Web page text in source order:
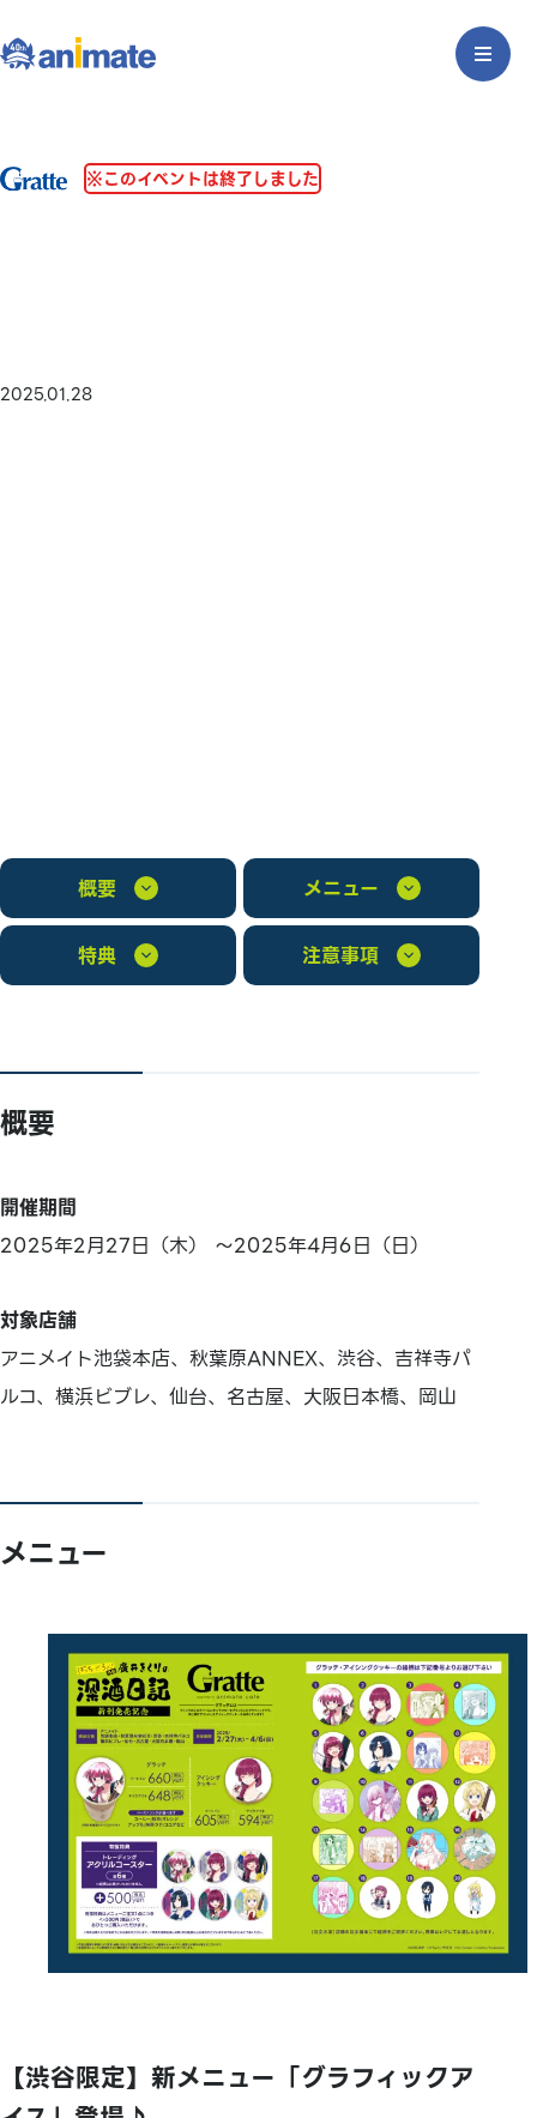
※このイベントは終了しました
2025.01.28
概要 メニュー
特典 注意事項
概要
開催期間
2025年2月27日（木） ～2025年4月6日（日）
対象店舗
アニメイト池袋本店、秋葉原ANNEX、渋谷、吉祥寺パ
ルコ、横浜ビブレ、仙台、名古屋、大阪日本橋、岡山
メニュー
【渋谷限定】新メニュー「グラフィックア